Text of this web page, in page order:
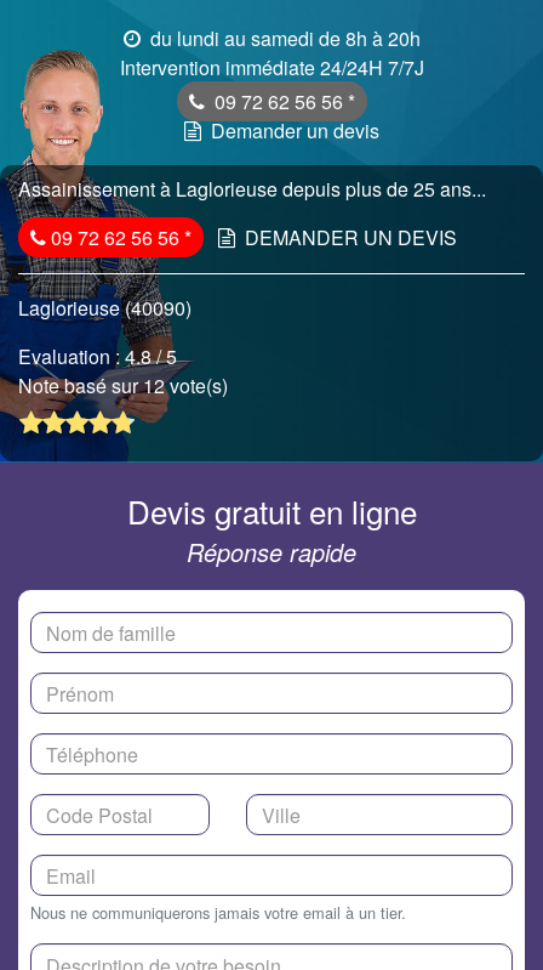
du lundi au samedi de 8h à 20h
Intervention immédiate 24/24H 7/7J
09 72 62 56 56 *
Demander un devis
Assainissement à Laglorieuse depuis plus de 25 ans...
09 72 62 56 56* DEMANDER UN DEVIS
Laglorieuse (40090)
Evaluation :4.8/ 5
Note basé sur 12 vote(s)
Devis gratuit en ligne
Réponse rapide
Nous ne communiquerons jamais votre email à un tier.